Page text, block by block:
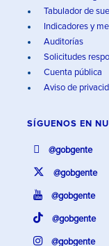
Tabulador de
Indicadores y
Auditorías
Solicitudes
Cuenta pública
Aviso de
SÍGUENOS EN
@gobgente
@gobgente
@gobgente
@gobgente
@gobgente